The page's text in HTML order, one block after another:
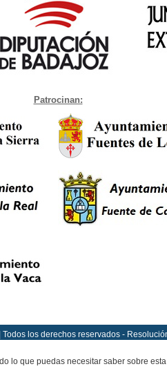
Patrocinan:
los derechos reservados -
lo que puedas necesitar saber sobre